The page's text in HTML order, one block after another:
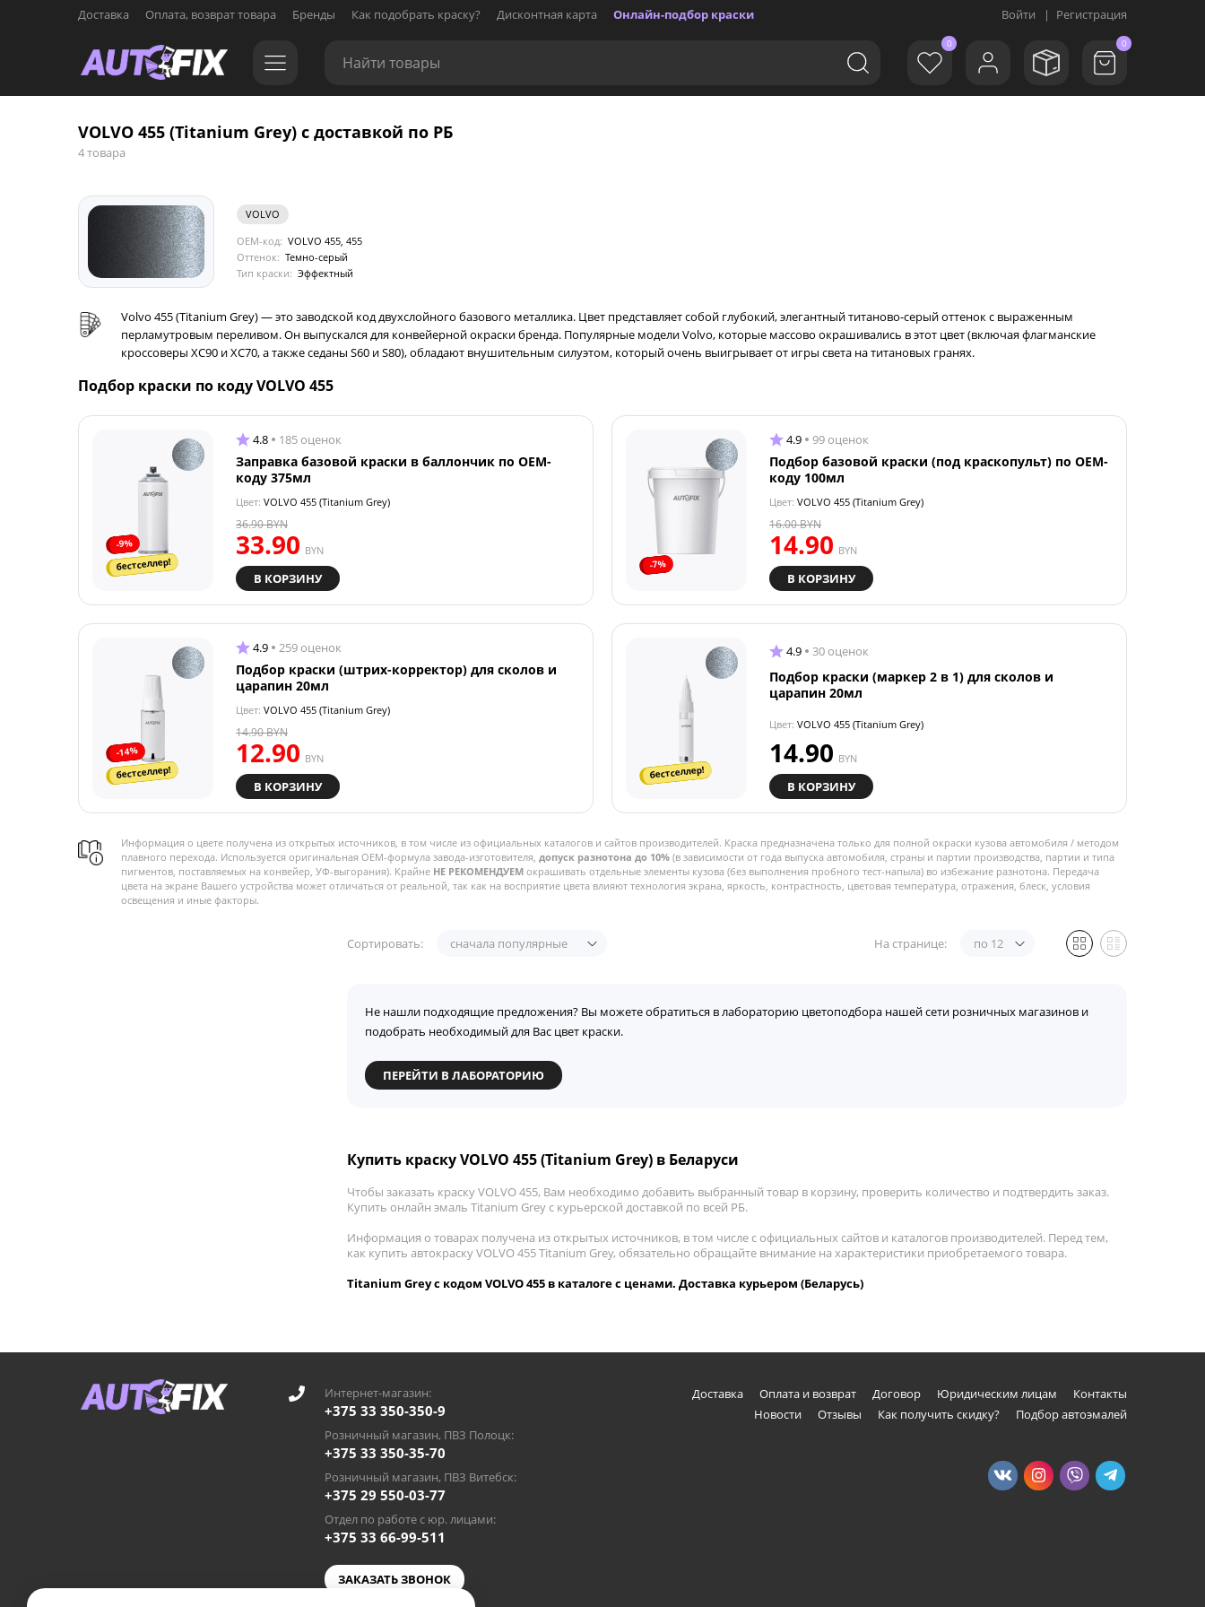
Доставка Оплата, возврат товара Бренды Как подобрать краску? Дисконтная карта Онлайн-подбор краски Войти | Регистрация
0 0
VOLVO 455 (Titanium Grey) с доставкой по РБ
4 товара
VOLVO
OEM-код: VOLVO 455, 455
Оттенок: Темно-серый
Тип краски: Эффектный
Volvo 455 (Titanium Grey) — это заводской код двухслойного базового металлика. Цвет представляет собой глубокий, элегантный титаново-серый оттенок с выраженным
перламутровым переливом. Он выпускался для конвейерной окраски бренда. Популярные модели Volvo, которые массово окрашивались в этот цвет (включая флагманские
кроссоверы XC90 и XC70, а также седаны S60 и S80), обладают внушительным силуэтом, который очень выигрывает от игры света на титановых гранях.
Подбор краски по коду VOLVO 455
-9%
бестселлер!
4.8 185 оценок
Заправка базовой краски в баллончик по OEM-
коду 375мл
Цвет: VOLVO 455 (Titanium Grey)
33.90 BYN
36.90BYN
В КОРЗИНУ
-7%
4.9 99 оценок
Подбор базовой краски (под краскопульт) по OEM-
коду 100мл
Цвет: VOLVO 455 (Titanium Grey)
14.90 BYN
16.00BYN
В КОРЗИНУ
-14%
бестселлер!
4.9 259 оценок
Подбор краски (штрих-корректор) для сколов и
царапин 20мл
Цвет: VOLVO 455 (Titanium Grey)
12.90 BYN
14.90BYN
В КОРЗИНУ
бестселлер!
4.9 30 оценок
Подбор краски (маркер 2 в 1) для сколов и
царапин 20мл
Цвет: VOLVO 455 (Titanium Grey)
14.90 BYN
В КОРЗИНУ
Информация о цвете получена из открытых источников, в том числе из официальных каталогов и сайтов производителей. Краска предназначена только для полной окраски кузова автомобиля / методом
плавного перехода. Используется оригинальная OEM-формула завода-изготовителя, допуск разнотона до 10% (в зависимости от года выпуска автомобиля, страны и партии производства, партии и типа
пигментов, поставляемых на конвейер, УФ-выгорания). Крайне НЕ РЕКОМЕНДУЕМ окрашивать отдельные элементы кузова (без выполнения пробного тест-напыла) во избежание разнотона. Передача
цвета на экране Вашего устройства может отличаться от реальной, так как на восприятие цвета влияют технология экрана, яркость, контрастность, цветовая температура, отражения, блеск, условия
освещения и иные факторы.
Сортировать: сначала популярные На странице: по 12
Не нашли подходящие предложения? Вы можете обратиться в лабораторию цветоподбора нашей сети розничных магазинов и
подобрать необходимый для Вас цвет краски.
ПЕРЕЙТИ В ЛАБОРАТОРИЮ
Купить краску VOLVO 455 (Titanium Grey) в Беларуси
Чтобы заказать краску VOLVO 455, Вам необходимо добавить выбранный товар в корзину, проверить количество и подтвердить заказ.
Купить онлайн эмаль Titanium Grey с курьерской доставкой по всей РБ.
Информация о товарах получена из открытых источников, в том числе с официальных сайтов и каталогов производителей. Перед тем,
как купить автокраску VOLVO 455 Titanium Grey, обязательно обращайте внимание на характеристики приобретаемого товара.
Titanium Grey с кодом VOLVO 455 в каталоге с ценами. Доставка курьером (Беларусь)
Интернет-магазин:
+375 33 350-350-9
Розничный магазин, ПВЗ Полоцк:
+375 33 350-35-70
Розничный магазин, ПВЗ Витебск:
+375 29 550-03-77
Отдел по работе с юр. лицами:
+375 33 66-99-511
ЗАКАЗАТЬ ЗВОНОК
Доставка Оплата и возврат Договор Юридическим лицам
Контакты
Новости
Отзывы Как получить скидку? Подбор автоэмалей